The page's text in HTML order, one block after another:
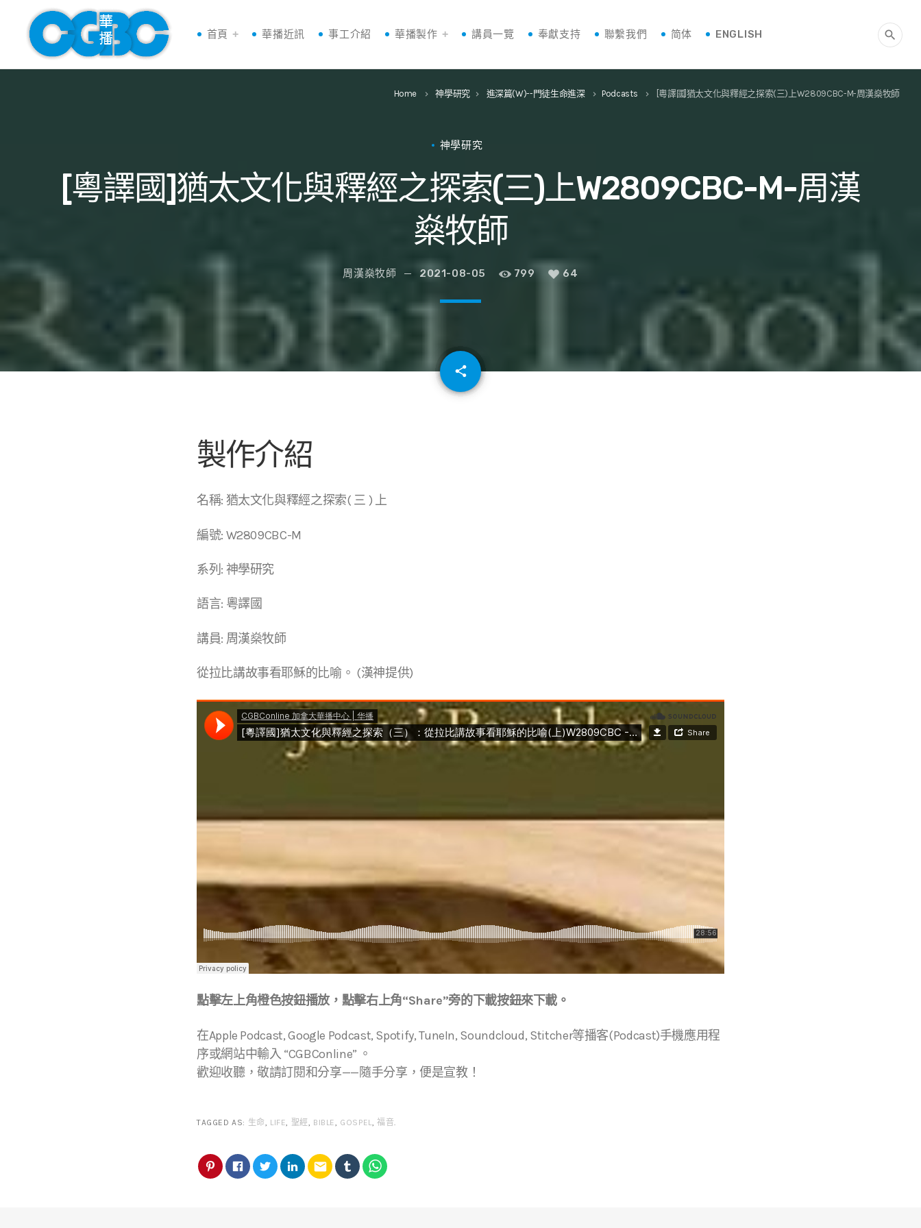
首頁 華播近訊 事工介紹 華播製作 講員一覽 奉獻支持 聯繫我們 简体 ENGLISH search
Home keyboard_arrow_right 神學研究 keyboard_arrow_right 進深篇(W)--門徒生命進深 keyboard_arrow_right Podcasts keyboard_arrow_right [粵譯國]猶太文化與釋經之探索(三)上W2809CBC-M-周漢燊牧師
神學研究
[粵譯國]猶太文化與釋經之探索(三)上W2809CBC-M-周漢
燊牧師
周漢燊牧師 2021-08-05 799 64
share
email
製作介紹
名稱: 猶太文化與釋經之探索( 三 ) 上
編號: W2809CBC-M
系列: 神學研究
語言: 粵譯國
講員: 周漢燊牧師
從拉比講故事看耶穌的比喻。 (漢神提供)
點擊左上角橙色按鈕播放，點擊右上角“Share”旁的下載按鈕來下載。
在Apple Podcast, Google Podcast, Spotify, TuneIn, Soundcloud, Stitcher等播客(Podcast)手機應用程
序或網站中輸入 “CGBConline” 。
歡迎收聽，敬請訂閱和分享——隨手分享，便是宣教！
TAGGED AS: 生命 LIFE 聖經 BIBLE GOSPEL ,福音
email